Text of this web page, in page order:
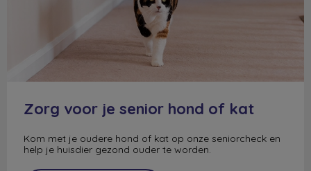
Zorg voor je senior hond of kat
Kom met je oudere hond of kat op onze seniorcheck en
help je huisdier gezond ouder te worden.